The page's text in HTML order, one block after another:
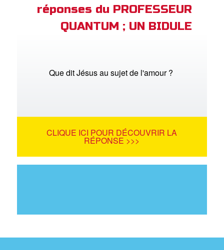
réponses du PROFESSEUR
QUANTUM ; UN BIDULE
Que dit Jésus au sujet de l'amour ?
CLIQUE ICI POUR DÉCOUVRIR LA
RÉPONSE >>>